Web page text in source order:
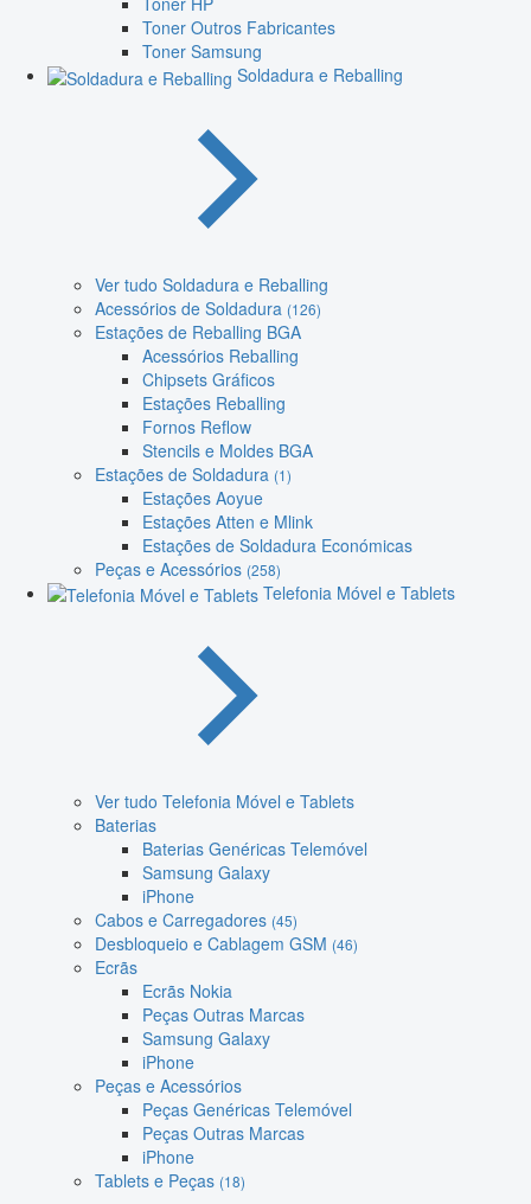
Toner Outros Fabricantes
Toner Samsung
Soldadura e Reballing
Ver tudo Soldadura e Reballing
Acessórios de Soldadura (126)
Estações de Reballing BGA
Acessórios Reballing
Chipsets Gráficos
Estações Reballing
Fornos Reflow
Stencils e Moldes BGA
Estações de Soldadura (1)
Estações Aoyue
Estações Atten e Mlink
Estações de Soldadura Económicas
Peças e Acessórios (258)
Telefonia Móvel e Tablets
Ver tudo Telefonia Móvel e Tablets
Baterias
Baterias Genéricas Telemóvel
Samsung Galaxy
iPhone
Cabos e Carregadores (45)
Desbloqueio e Cablagem GSM (46)
Ecrãs
Ecrãs Nokia
Peças Outras Marcas
Samsung Galaxy
iPhone
Peças e Acessórios
Peças Genéricas Telemóvel
Peças Outras Marcas
iPhone
Tablets e Peças (18)